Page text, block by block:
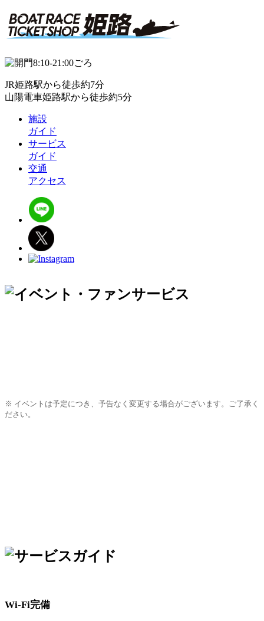
JR姫路駅から徒歩約7分
山陽電車姫路駅から徒歩約5分
施設
ガイド
サービス
ガイド
交通
アクセス
※ イベントは予定につき、予告なく変更する場合がございます。ご了承く
ださい。
Wi-Fi完備